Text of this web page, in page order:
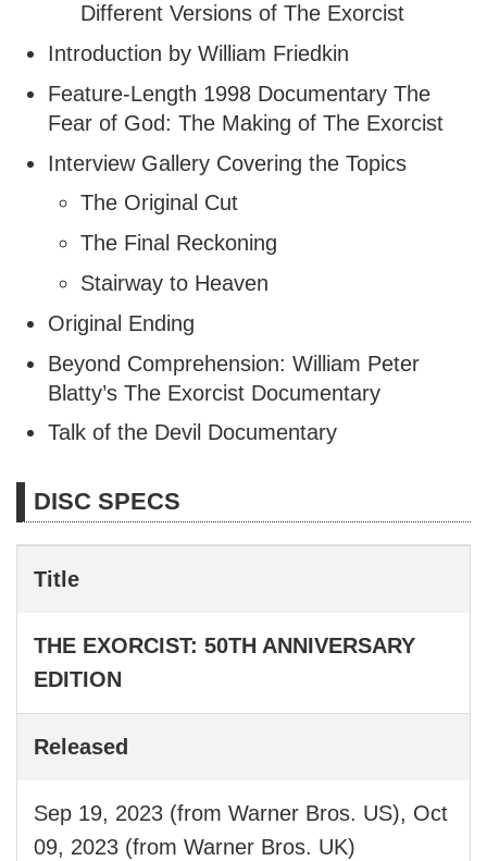
Different Versions of The Exorcist
Introduction by William Friedkin
Feature-Length 1998 Documentary The
Fear of God: The Making of The Exorcist
Interview Gallery Covering the Topics
The Original Cut
The Final Reckoning
Stairway to Heaven
Original Ending
Beyond Comprehension: William Peter
Blatty’s The Exorcist Documentary
Talk of the Devil Documentary
DISC SPECS
Title
THE EXORCIST: 50TH ANNIVERSARY
EDITION
Released
Sep 19, 2023 (from Warner Bros. US), Oct
09, 2023 (from Warner Bros. UK)